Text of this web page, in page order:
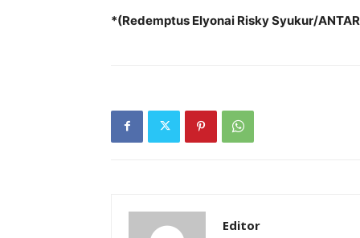
*(Redemptus Elyonai Risky Syukur/
Editor